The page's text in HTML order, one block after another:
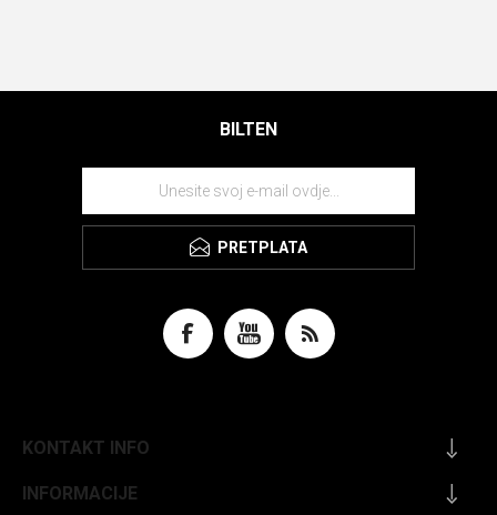
BILTEN
PRETPLATA
KONTAKT INFO
INFORMACIJE